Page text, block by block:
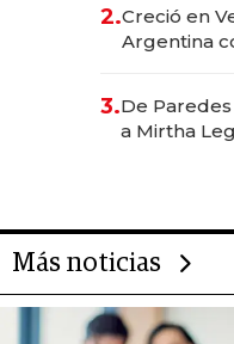
2.Creció en
Argentina
las marcas
3.De
a Mirtha
Más noticias